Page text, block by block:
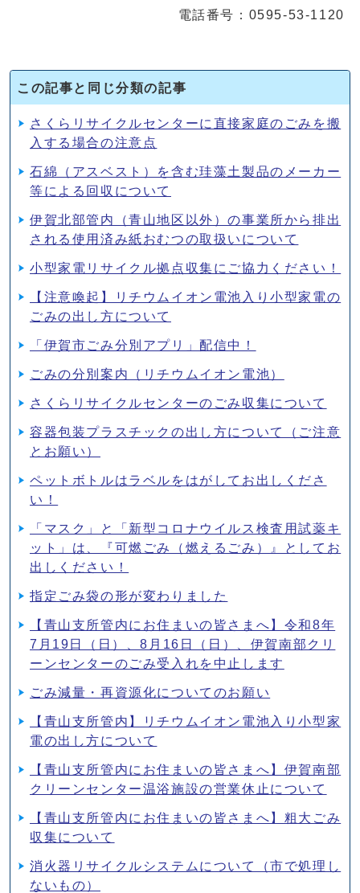
電話番号：0595-53-1120
この記事と同じ分類の記事
さくらリサイクルセンターに直接家庭のごみを搬
入する場合の注意点
石綿（アスベスト）を含む珪藻土製品のメーカー
等による回収について
伊賀北部管内（青山地区以外）の事業所から排出
される使用済み紙おむつの取扱いについて
小型家電リサイクル拠点収集にご協力ください！
【注意喚起】リチウムイオン電池入り小型家電の
ごみの出し方について
「伊賀市ごみ分別アプリ」配信中！
ごみの分別案内（リチウムイオン電池）
さくらリサイクルセンターのごみ収集について
容器包装プラスチックの出し方について（ご注意
とお願い）
ペットボトルはラベルをはがしてお出しくださ
い！
「マスク」と「新型コロナウイルス検査用試薬キ
ット」は、『可燃ごみ（燃えるごみ）』としてお
出しください！
指定ごみ袋の形が変わりました
【青山支所管内にお住まいの皆さまへ】令和8年
7月19日（日）、8月16日（日）、伊賀南部クリ
ーンセンターのごみ受入れを中止します
ごみ減量・再資源化についてのお願い
【青山支所管内】リチウムイオン電池入り小型家
電の出し方について
【青山支所管内にお住まいの皆さまへ】伊賀南部
クリーンセンター温浴施設の営業休止について
【青山支所管内にお住まいの皆さまへ】粗大ごみ
収集について
消火器リサイクルシステムについて（市で処理し
ないもの）